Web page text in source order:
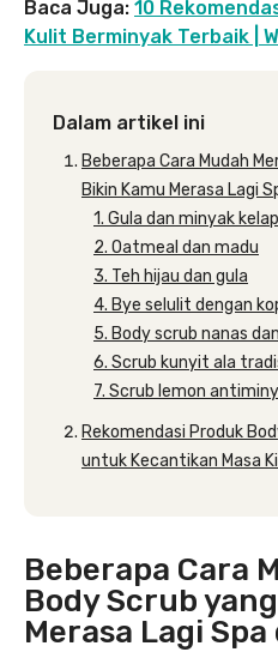
Baca Juga: 10
Kulit Berminyak Terbaik |
Dalam artikel ini
Beberapa Cara Mudah
Bikin Kamu Merasa Lagi
1. Gula dan minyak
2. Oatmeal dan madu
3. Teh hijau dan gula
4. Bye selulit dengan
5. Body scrub nanas
6. Scrub kunyit ala
7. Scrub lemon
Rekomendasi Produk
untuk Kecantikan Masa
Beberapa Cara
Body Scrub
Merasa Lagi